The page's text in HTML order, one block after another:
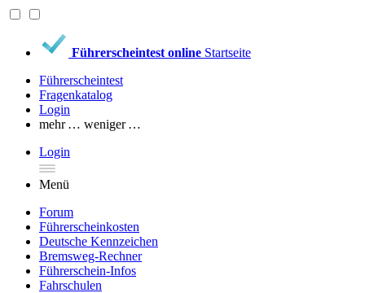
Führerscheintest online Startseite
Führerscheintest
Fragenkatalog
Login
mehr … weniger …
Login
Menü
Forum
Führerscheinkosten
Deutsche Kennzeichen
Bremsweg-Rechner
Führerschein-Infos
Fahrschulen